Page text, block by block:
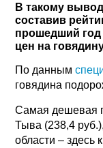
В такому
составив
прошедший год
цен на
По данным
говядина
Самая дешевая
Тыва (238,4
области – здесь